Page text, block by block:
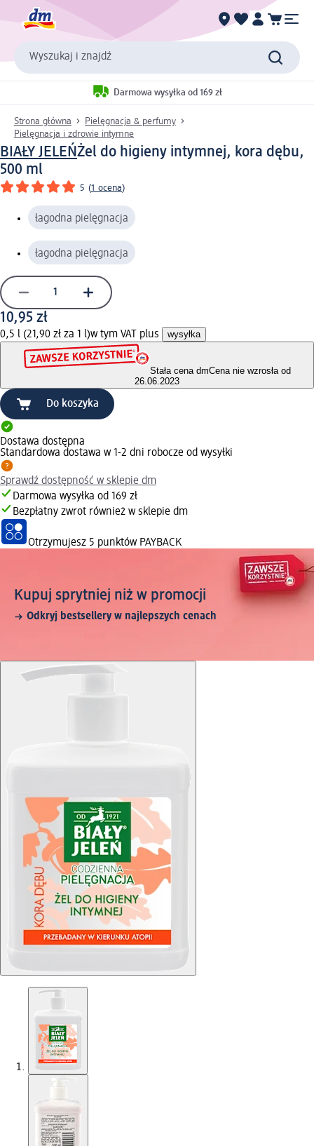
Wyszukaj i znajdź
Darmowa wysyłka od 169 zł
Strona główna
Pielęgnacja & perfumy
Pielęgnacja i zdrowie intymne
BIAŁY JELEŃŻel do higieny intymnej, kora dębu,
500 ml
5 (1 ocena)
łagodna pielęgnacja
łagodna pielęgnacja
10,95 zł
0,5 l (21,90 zł za 1 l)w tym VAT plus wysyłka
Stała cena dmCena nie wzrosła od
26.06.2023
Do koszyka
Dostawa dostępna
Standardowa dostawa w 1-2 dni robocze od wysyłki
Sprawdź dostępność w sklepie dm
Darmowa wysyłka od 169 zł
Bezpłatny zwrot również w sklepie dm
Otrzymujesz 5 punktów PAYBACK
Kupuj sprytniej niż w promocji
Odkryj bestsellery w najlepszych cenach